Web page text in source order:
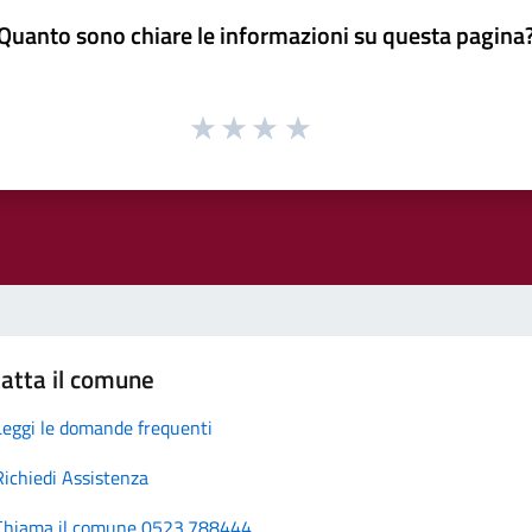
sono chiare le informazioni su questa
il comune
le domande frequenti
Assistenza